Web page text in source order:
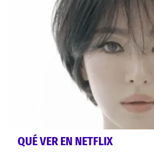
QUÉ VER EN NETFLIX